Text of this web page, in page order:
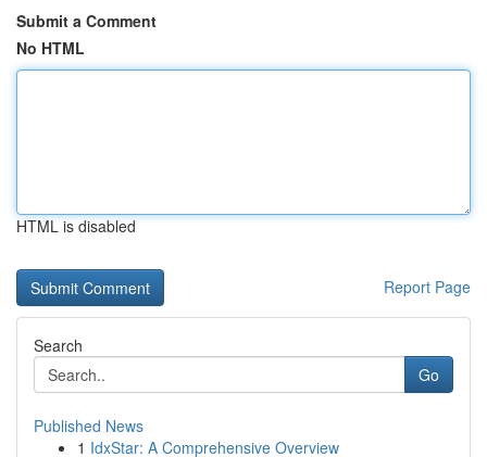
Submit a Comment
No HTML
HTML is disabled
Report Page
Search
Go
Published News
1 IdxStar: A Comprehensive Overview